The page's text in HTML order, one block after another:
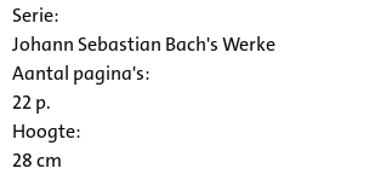
Serie:
Johann Sebastian Bach's Werke
Aantal pagina's:
22 p.
Hoogte:
28 cm